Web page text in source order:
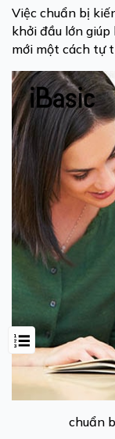
Việc chuẩn bị
khởi đầu lớn
mới một cách tự
chuẩn